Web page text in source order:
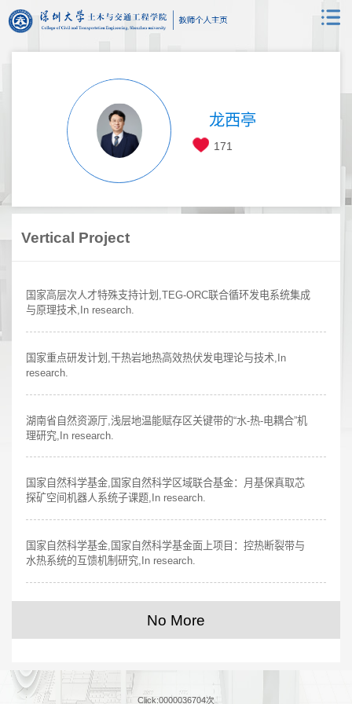
龙西亭
171
Vertical Project
国家高层次人才特殊支持计划,TEG-ORC联合循环发电系统集成
与原理技术,In research.
国家重点研发计划,干热岩地热高效热伏发电理论与技术,In
research.
湖南省自然资源厅,浅层地温能赋存区关键带的“水-热-电耦合”机
理研究,In research.
国家自然科学基金,国家自然科学区域联合基金：月基保真取芯
探矿空间机器人系统子课题,In research.
国家自然科学基金,国家自然科学基金面上项目：控热断裂带与
水热系统的互馈机制研究,In research.
No More
Click:0000036704次